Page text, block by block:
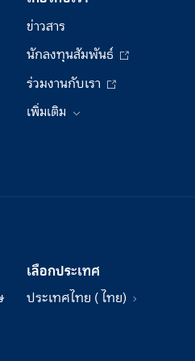
ข่าวสาร
นักลงทุนสัมพันธ์
ร่วมงานกับเรา
เพิ่มเติม
เลือกประเทศ
ประเทศไทย ( ไทย)